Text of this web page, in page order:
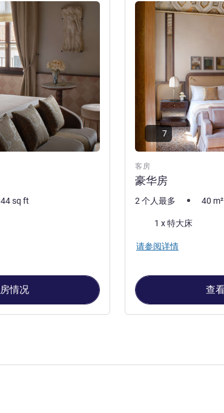
sq ft
情况
客房
豪华房
请参阅详情
7
2 个人最多 40 m²
床上用品1 x 特大床
请参阅详情
查